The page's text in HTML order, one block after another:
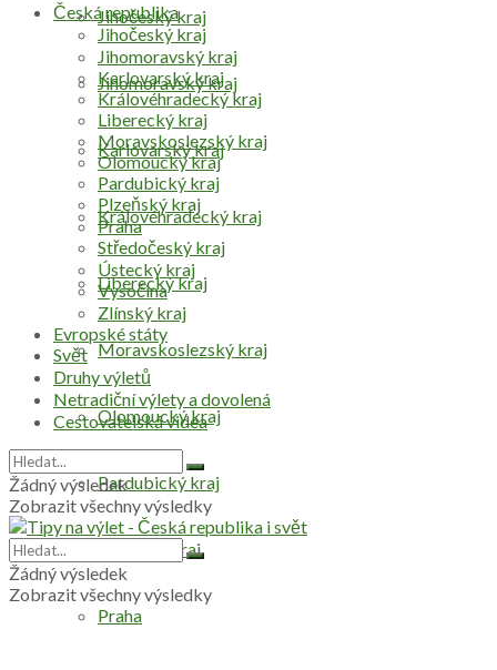
Jihočeský kraj
Jihomoravský kraj
Karlovarský kraj
Královéhradecký kraj
Liberecký kraj
Moravskoslezský kraj
Olomoucký kraj
Pardubický kraj
Plzeňský kraj
Praha
Česká republika
Jihočeský kraj
Jihomoravský kraj
Karlovarský kraj
Královéhradecký kraj
Liberecký kraj
Moravskoslezský kraj
Olomoucký kraj
Pardubický kraj
Plzeňský kraj
Praha
Středočeský kraj
Ústecký kraj
Vysočina
Zlínský kraj
Evropské státy
Svět
Druhy výletů
Netradiční výlety a dovolená
Cestovatelská videa
Žádný výsledek
Zobrazit všechny výsledky
Žádný výsledek
Zobrazit všechny výsledky